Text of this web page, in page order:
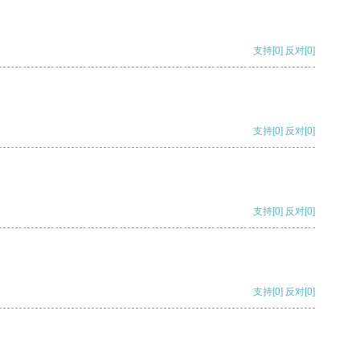
支持[0] 反对[0]
支持[0] 反对[0]
支持[0] 反对[0]
支持[0] 反对[0]